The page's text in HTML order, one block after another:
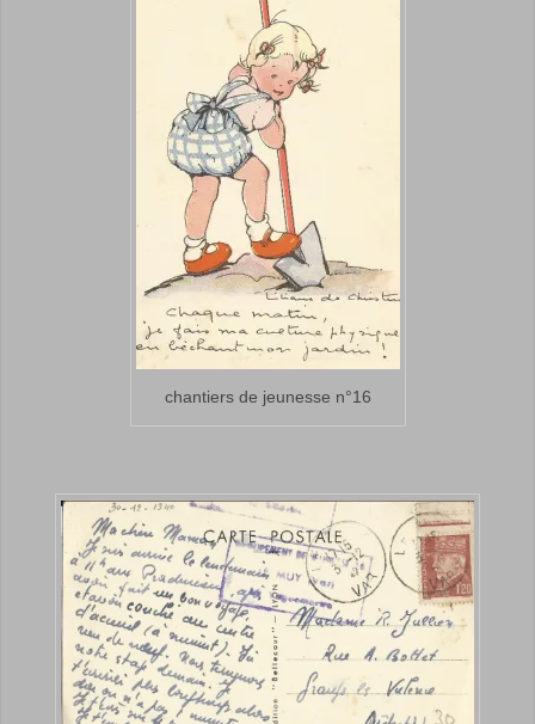
chantiers de jeunesse n°16